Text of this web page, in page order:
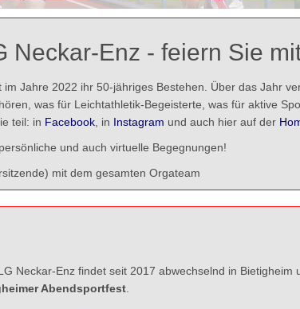
Neckar-Enz - feiern Sie
im Jahre 2022 ihr 50-jähriges Bestehen. Über das Jahr
was für Leichtathletik-Begeisterte, was für aktive
teil: in Facebook, in Instagram und auch hier auf der
und auch virtuelle Begegnungen!
mit dem gesamten Orgateam
Neckar-Enz findet seit 2017 abwechselnd in Bietigheim
Abendsportfest.